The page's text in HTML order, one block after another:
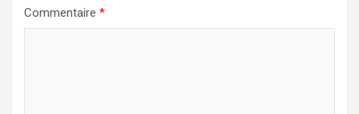
Commentaire *